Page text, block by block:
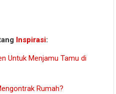
Inspirasi:
Untuk Menjamu Tamu di
Rumah?